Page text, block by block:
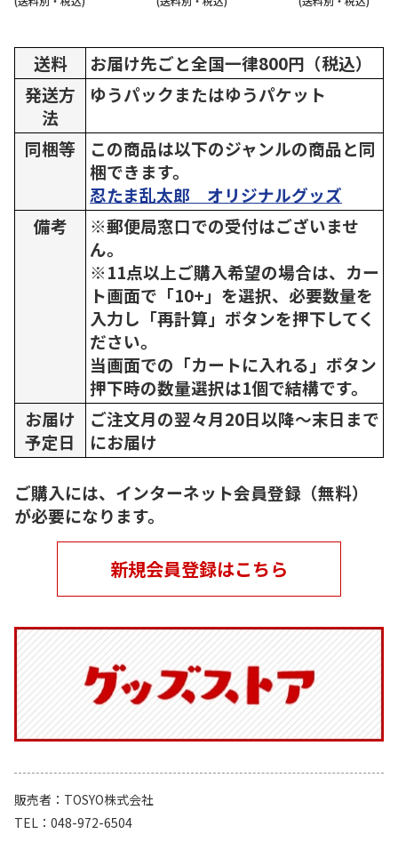
送料
お届け先ごと全国一律800円（税込）
発送方
法
ゆうパックまたはゆうパケット
同梱等
この商品は以下のジャンルの商品と同
梱できます。
忍たま乱太郎 オリジナルグッズ
備考
※郵便局窓口での受付はございませ
ん。
※11点以上ご購入希望の場合は、カー
ト画面で「10+」を選択、必要数量を
入力し「再計算」ボタンを押下してく
ださい。
当画面での「カートに入れる」ボタン
押下時の数量選択は1個で結構です。
お届け
予定日
ご注文月の翌々月20日以降～末日まで
にお届け
ご購入には、インターネット会員登録（無料）
が必要になります。
新規会員登録はこちら
販売者
TOSYO株式会社
TEL
048-972-6504